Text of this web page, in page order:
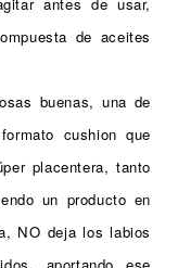
de aceites
buenas, una de
cushion que
placentera, tanto
un producto en
NO deja los labios